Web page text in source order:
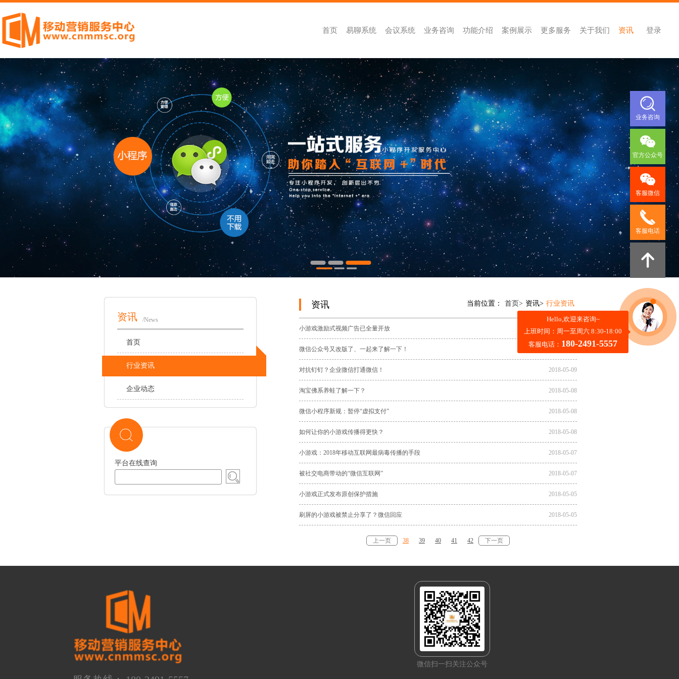
首页 易聊系统 会议系统 业务咨询 功能介绍 案例展示 更多服务 关于我们 资讯 登录
资讯 /News
首页
行业资讯
企业动态
平台在线查询
资讯 当前位置： 首页> 资讯> 行业资讯
小游戏激励式视频广告已全量开放 2018-05-10
微信公众号又改版了、一起来了解一下！ 2018-05-09
对抗钉钉？企业微信打通微信！ 2018-05-09
淘宝佛系养蛙了解一下？ 2018-05-08
微信小程序新规：暂停“虚拟支付” 2018-05-08
如何让你的小游戏传播得更快？ 2018-05-08
小游戏：2018年移动互联网最病毒传播的手段 2018-05-07
被社交电商带动的“微信互联网” 2018-05-07
小游戏正式发布原创保护措施 2018-05-05
刷屏的小游戏被禁止分享了？微信回应 2018-05-05
上一页 38 39 40 41 42 下一页
微信扫一扫关注公众号
业务咨询
官方公众号
客服微信
客服电话
Hello,欢迎来咨询~
上班时间：周一至周六 8:30-18:00
客服电话： 180-2491-5557